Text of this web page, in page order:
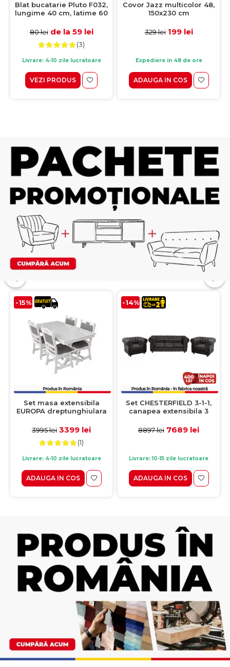
Blat bucatarie Pluto F032,
lungime 40 cm, latime 60
80 lei de la 59 lei
(3)
Livrare: 4-10 zile lucratoare
VEZI PRODUS
Covor Jazz multicolor 48,
150x230 cm
329 lei 199 lei
Expediere in 48 de ore
ADAUGA IN COS
-15%
Set masa extensibila
EUROPA dreptunghiulara
stofa gri, lemn masiv, alb,
3995 lei 3399 lei
(1)
Livrare: 4-10 zile lucratoare
ADAUGA IN COS
-14%
Set CHESTERFIELD 3-1-1,
canapea extensibila 3
negru
8897 lei 7689 lei
Livrare: 10-15 zile lucratoare
ADAUGA IN COS